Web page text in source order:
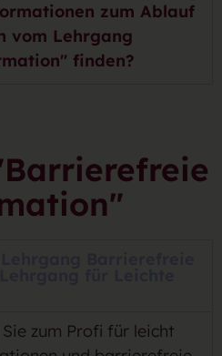
zum Ablauf
vom Lehrgang
finden?
zum Profi für leicht